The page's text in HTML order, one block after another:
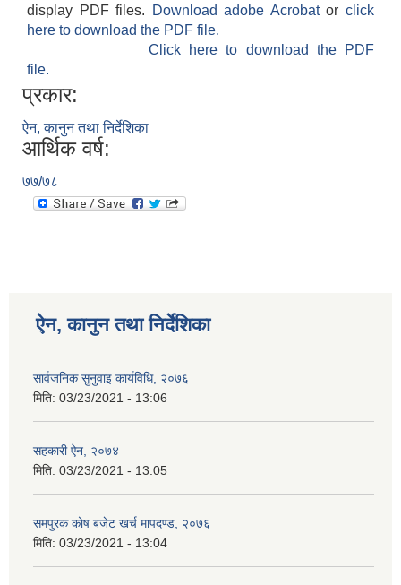
display PDF files.
Download adobe Acrobatorclick
here to download the PDF file.
Click here to download the PDF
file.
प्रकार:
ऐन, कानुन तथा निर्देशिका
आर्थिक वर्ष:
७७/७८
ऐन, कानुन तथा निर्देशिका
सार्वजनिक सुनुवाइ कार्यविधि, २०७६
मिति: 03/23/2021 - 13:06
सहकारी ऐन, २०७४
मिति: 03/23/2021 - 13:05
समपुरक कोष बजेट खर्च मापदण्ड, २०७६
मिति: 03/23/2021 - 13:04